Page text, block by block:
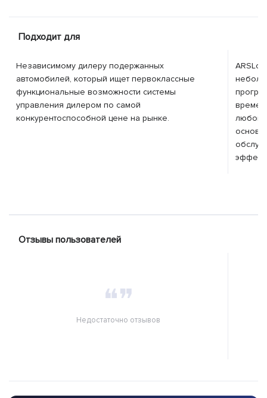
Подходит для
Независимому дилеру подержанных
автомобилей, который ищет первоклассные
функциональные возможности системы
управления дилером по самой
конкурентоспособной цене на рынке.
любого
Отзывы пользователей
❝❞
Недостаточно отзывов